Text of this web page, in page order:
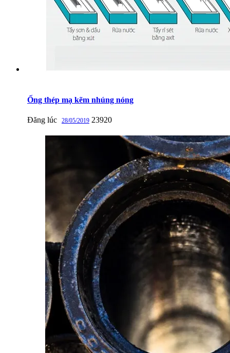
Ống thép mạ kẽm nhúng nóng
Đăng lúc 28/05/2019 23920